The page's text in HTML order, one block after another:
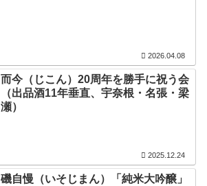
2026.04.08
而今（じこん）20周年を勝手に祝う会
（出品酒11年垂直、宇奈根・名張・梁
瀬）
2025.12.24
磯自慢（いそじまん）「純米大吟醸」